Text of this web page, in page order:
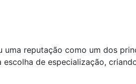
reputação como um dos
de especialização,